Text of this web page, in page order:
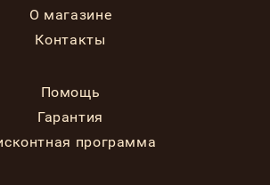
О магазине
Контакты
Помощь
Гарантия
программа